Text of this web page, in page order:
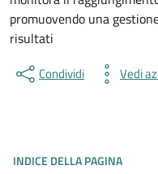
promuovendo una
risultati
Condividi Vedi
INDICE DELLA PAGINA